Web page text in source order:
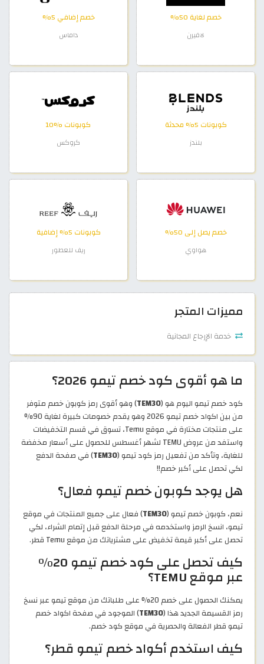
خصم لغاية 50%
لافيرن
خصم إضافي 5%
داماس
كوبونات 5% محدثة
بلندز
كوبونات %10
كروكس
خصم يصل إلى 50%
هواوي
كوبونات 5% إضافية
ريف للعطور
مميزات المتجر
خدمة الإرجاع المجانية
ما هو أقوى كود خصم تيمو 2026؟
كود خصم تيمو اليوم هو (TEM30) وهو أقوى رمز كوبون خصم متوفر
من بين اكواد خصم تيمو 2026 وهو يقدم خصومات كبيرة لغاية 90%
على منتجات مختارة في موقع Temu، تسوق في قسم التخفيضات
واستفد من عروض TEMU لشهر أغسطس للحصول على أسعار مخفضة
للغاية، وتأكد من تفعيل رمز كود تيمو (TEM30) في صفحة الدفع
لكي تحصل على أكبر خصم!!
هل يوجد كوبون خصم تيمو فعال؟
نعم، كوبون خصم تيمو (TEM30) فعال على جميع المنتجات في موقع
تيمو، انسخ الرمز واستخدمه في مرحلة الدفع قبل إتمام الشراء، لكي
تحصل على أكبر قيمة تخفيض على مشترياتك من موقع Temu قطر.
كيف تحصل على كود خصم تيمو 20%
عبر موقع TEMU؟
يمكنك الحصول على خصم 20% على طلباتك من موقع تيمو عبر نسخ
رمز القسيمة الجديد هذا (TEM30) الموجود في صفحة اكواد خصم
تيمو قطر الفعالة والحصرية في موقع كود خصم.
كيف استخدم أكواد خصم تيمو قطر؟